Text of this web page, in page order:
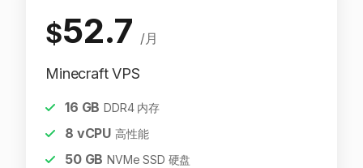
$52.7 /月
Minecraft VPS
16 GB DDR4 内存
8 vCPU 高性能
50GB NVMe SSD 硬盘